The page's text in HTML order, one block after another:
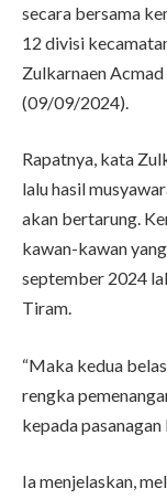
secara bersama
12 divisi
Zulkarnaen Acmad
(09/09/2024).
Rapatnya, kata
lalu hasil
akan bertarung.
kawan-kawan
september 2024
Tiram.
“Maka kedua
rengka
kepada
Ia menjelaskan,